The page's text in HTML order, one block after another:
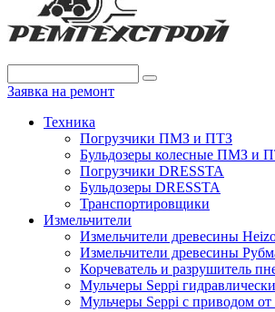
Заявка на ремонт
Техника
Погрузчики ПМЗ и ПТЗ
Бульдозеры колесные ПМЗ и
Погрузчики DRESSTA
Бульдозеры DRESSTA
Транспортировщики
Измельчители
Измельчители древесины
Измельчители древесины
Корчеватель и разрушитель
Мульчеры Seppi
Мульчеры Seppi с приводом